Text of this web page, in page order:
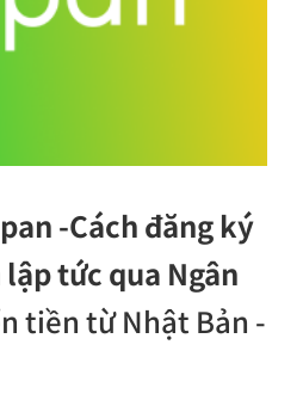
-Cách đăng ký
tức qua Ngân
tiền từ Nhật Bản -